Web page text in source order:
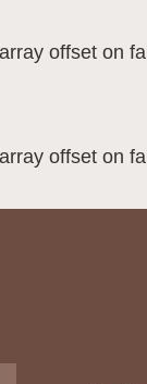
offset on
offset on